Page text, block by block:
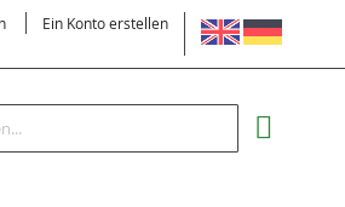
SPRACHE
Ein Konto erstellen
Suche